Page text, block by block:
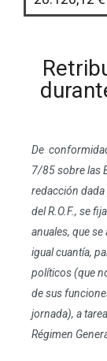
De
7/85 sobre las
redacción dada
del R.O.F., se
anuales, que
igual cuantía,
políticos (que
de sus
jornada), a
Régimen